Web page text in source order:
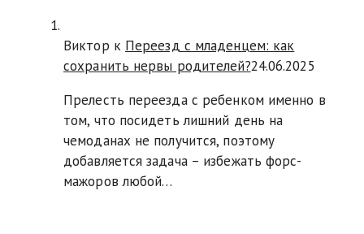
Виктор к Переезд с младенцем: как
сохранить нервы родителей?24.06.2025
Прелесть переезда с ребенком именно в
том, что посидеть лишний день на
чемоданах не получится, поэтому
добавляется задача – избежать форс-
мажоров любой…